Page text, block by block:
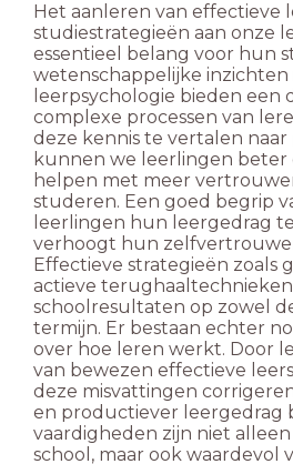
Het aanleren van effectieve
studiestrategieën aan onze
essentieel belang voor hun
wetenschappelijke inzichten
leerpsychologie bieden een
complexe processen van
deze kennis te vertalen
kunnen we leerlingen
helpen met meer
studeren. Een goed begrip
leerlingen hun leergedrag
verhoogt hun
Effectieve strategieën zoals
actieve
schoolresultaten op zowel
termijn. Er bestaan echter
over hoe leren werkt. Door
van bewezen effectieve
deze misvattingen
en productiever leergedrag
vaardigheden zijn niet
school, maar ook waardevol